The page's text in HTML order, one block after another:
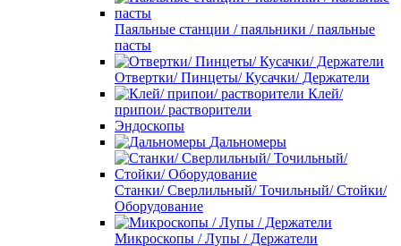
Паяльные станции / паяльники / паяльные
пасты
Отвертки/ Пинцеты/ Кусачки/ Держатели
Клей/
припои/ растворители
Эндоскопы
Дальномеры
Станки/ Сверлильный/ Точильный/ Стойки/
Оборудование
Микроскопы / Лупы / Держатели